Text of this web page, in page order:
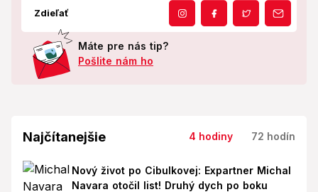
Zdieľať
Máte pre nás tip?
Pošlite nám ho
Najčítanejšie 4 hodiny 72 hodín
Nový život po Cibulkovej: Expartner Michal
Navara otočil list! Druhý dych po boku